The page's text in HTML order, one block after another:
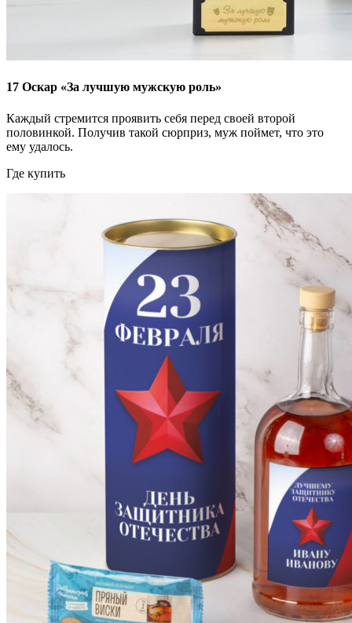
17 Оскар «За лучшую мужскую роль»
Каждый стремится проявить себя перед своей второй
половинкой. Получив такой сюрприз, муж поймет, что это
ему удалось.
Где купить